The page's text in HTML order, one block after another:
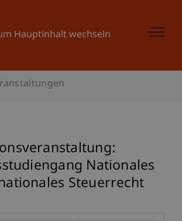
Hauptinhalt wechseln
Nationales
Steuerrecht